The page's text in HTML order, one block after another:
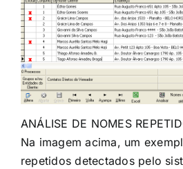
ANÁLISE DE NOMES
Na imagem acima, um
repetidos detectados pelo